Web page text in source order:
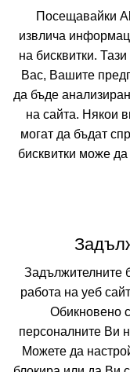
Не
Искате да
добрите
Посещавайки
извлича
на бисквитки.
Вас, Вашите
да бъде
на сайта. Някои
могат да бъдат
бисквитки може
Задължителните
работа на уеб
Обикновено
персоналните Ви
Можете да